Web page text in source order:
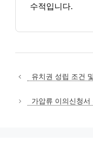
수적입니다.
유치권 성립 조건
가압류 이의신청